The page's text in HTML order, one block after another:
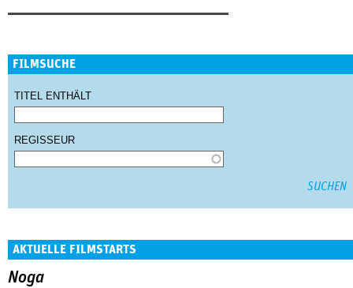
FILMSUCHE
TITEL ENTHÄLT
REGISSEUR
AKTUELLE FILMSTARTS
Noga